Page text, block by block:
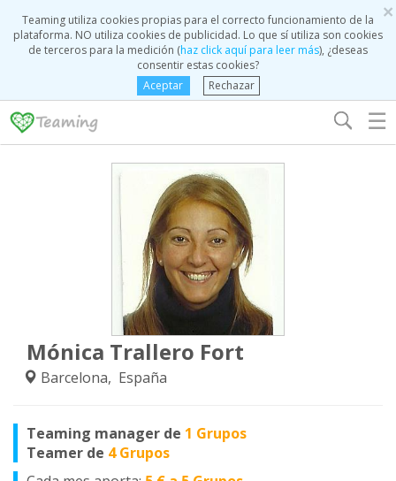
×
Teaming utiliza cookies propias para el correcto funcionamiento de la
plataforma. NO utiliza cookies de publicidad. Lo que sí utiliza son cookies
de terceros para la medición (haz click aquí para leer más), ¿deseas
consentir estas cookies?
Aceptar
Rechazar
☰
Mónica Trallero Fort
Barcelona, España
Teaming manager de 1 Grupos
Teamer de 4 Grupos